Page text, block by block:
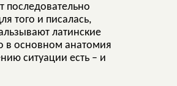
последовательно
того и писалась,
латинские
в основном анатомия
ситуации есть – и